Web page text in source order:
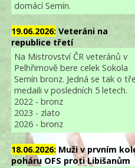
domácí Semín.
19.06.2026: Veteráni na
republice třetí
Na Mistrovství ČR veteránů v
Pelhřimově bere celek Sokola
Semín bronz. Jedná se tak o
medaili v posledních 5 letech.
2022 - bronz
2023 - zlato
2026 - bronz
18.06.2026: Muži v prvním
poháru OFS proti Libišanům